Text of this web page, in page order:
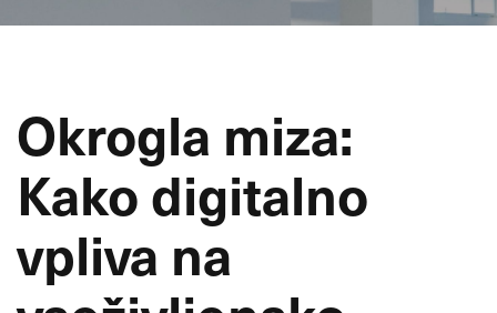
Okrogla miza:
Kako digitalno
vpliva na